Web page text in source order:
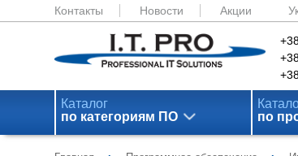
Контакты Новости Акции
Каталог
по категориям ПО
по